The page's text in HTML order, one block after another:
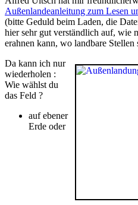
Außenlandeanleitung zum Lesen
(bitte Geduld beim Laden, die
hier sehr gut verständlich auf, wie
erahnen kann, wo landbare Stellen
Da kann ich nur
wiederholen :
Wie wählst du
das Feld ?
auf ebener
Erde oder